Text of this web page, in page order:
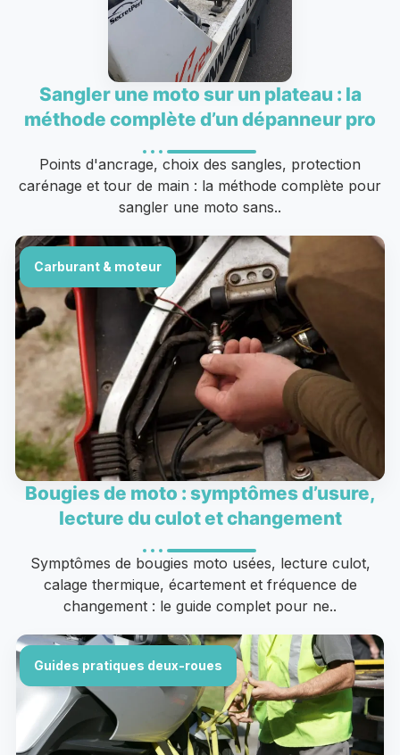
Sangler une moto sur un plateau : la
méthode complète d’un dépanneur pro
Points d'ancrage, choix des sangles, protection
carénage et tour de main : la méthode complète pour
sangler une moto sans..
Carburant & moteur
Bougies de moto : symptômes d’usure,
lecture du culot et changement
Symptômes de bougies moto usées, lecture culot,
calage thermique, écartement et fréquence de
changement : le guide complet pour ne..
Guides pratiques deux-roues